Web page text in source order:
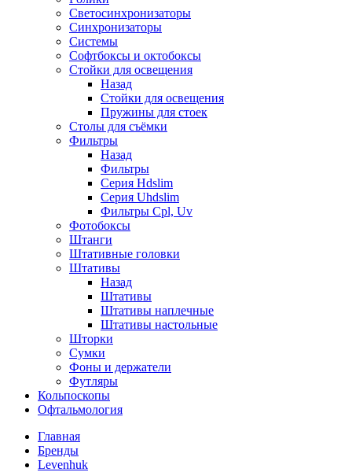
Светосинхронизаторы
Синхронизаторы
Системы
Софтбоксы и октобоксы
Стойки для освещения
Назад
Стойки для освещения
Пружины для стоек
Столы для съёмки
Фильтры
Назад
Фильтры
Серия Hdslim
Серия Uhdslim
Фильтры Cpl, Uv
Фотобоксы
Штанги
Штативные головки
Штативы
Назад
Штативы
Штативы наплечные
Штативы настольные
Шторки
Сумки
Фоны и держатели
Футляры
Кольпоскопы
Офтальмология
Главная
Бренды
Levenhuk